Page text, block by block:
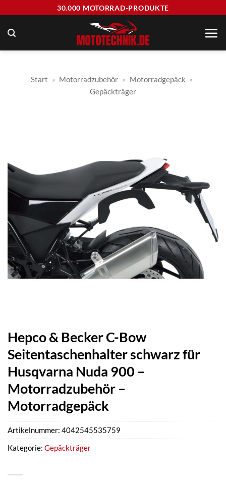
springen
30.000 MOTORRAD-PRODUKTE
Start » Motorradzubehör » Motorradgepäck »
Gepäckträger
Hepco & Becker C-Bow
Seitentaschenhalter schwarz für
Husqvarna Nuda 900 –
Motorradzubehör –
Motorradgepäck
Artikelnummer: 4042545535759
Kategorie: Gepäckträger